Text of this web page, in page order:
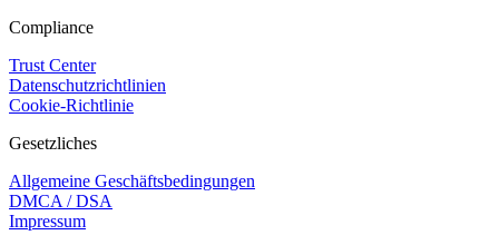
Compliance
Trust Center
Datenschutzrichtlinien
Cookie-Richtlinie
Gesetzliches
Allgemeine Geschäftsbedingungen
DMCA / DSA
Impressum